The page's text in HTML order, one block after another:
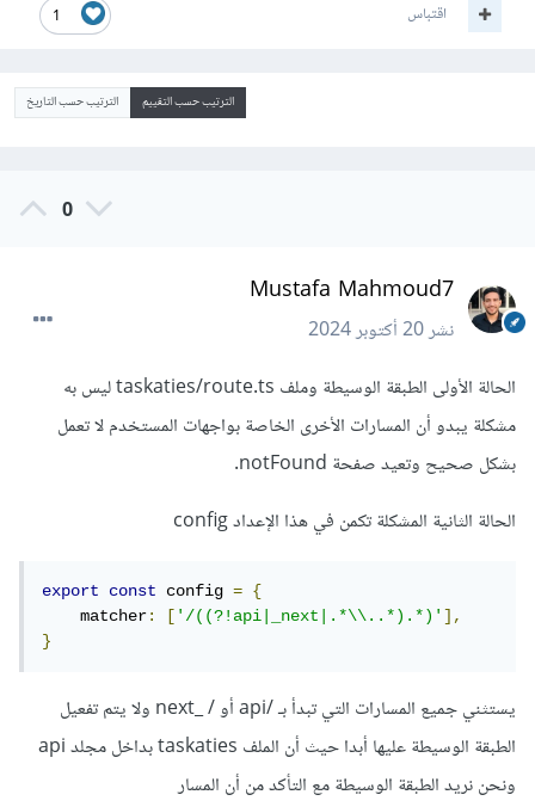
1 اقتباس
الترتيب حسب التقييم الترتيب حسب التاريخ
0
Mustafa Mahmoud7
نشر20 أكتوبر 2024
الحالة الأولى الطبقة الوسيطة وملف taskaties/route.ts ليس به
مشكلةيبدو أن المسارات الأخرى الخاصة بواجهات المستخدم لا تعمل
بشكل صحيح وتعيد صفحة notFound.
الحالة الثانية المشكلة تكمن في هذا الإعداد config
export const config =
{
    matcher
: ['/((?!api|_next|.*\\..*).*)'],
}
يستثني جميع المسارات التي تبدأ بـ /api أو / _next ولا يتم تفعيل
الطبقة الوسيطة عليها أبدا حيث أن الملف taskaties بداخل مجلد api
ونحن نريد الطبقة الوسيطة مع التأكد من أن المسار